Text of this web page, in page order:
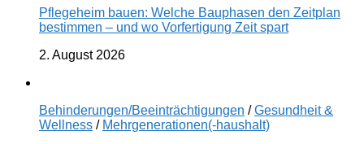
Pflegeheim bauen: Welche Bauphasen den Zeitplan
bestimmen – und wo Vorfertigung Zeit spart
2. August 2026
Behinderungen/Beeinträchtigungen /Gesundheit &
Wellness / Mehrgenerationen(-haushalt)